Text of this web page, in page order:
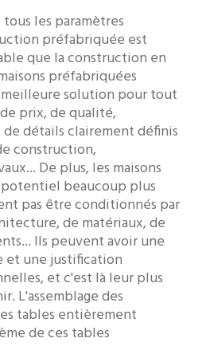
les paramètres
préfabriquée est
que la construction en
préfabriquées
solution pour tout
prix, de qualité,
détails clairement définis
construction,
De plus, les maisons
beaucoup plus
pas être conditionnés par
de matériaux, de
Ils peuvent avoir une
et une justification
et c'est là leur plus
L'assemblage des
tables entièrement
de ces tables